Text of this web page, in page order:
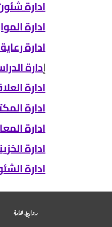
ادارة
ادارة
ادارة
إدارة
ادارة
ادارة
ادارة
ادارة
ادارة
روابط هامة